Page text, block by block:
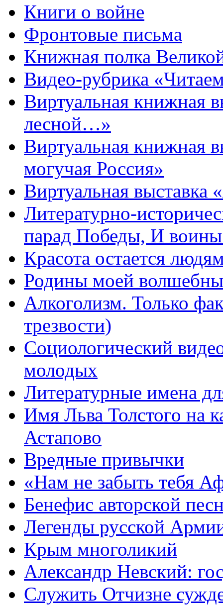
Книги о войне
Фронтовые письма
Книжная полка
Видео-рубрика
Виртуальная книжная
лесной…»
Виртуальная книжная
могучая Россия»
Виртуальная
Литературно-
парад Победы, И
Красота остается
Родины моей
Алкоголизм. Только
трезвости)
Социологический
молодых
Литературные имена
Имя Льва Толстого на
Астапово
Вредные привычки
«Нам не забыть тебя
Бенефис авторской
Легенды русской
Крым многоликий
Александр Невский:
Служить Отчизне